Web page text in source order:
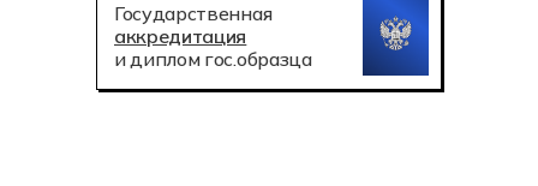
Государственная
аккредитация
и диплом гос.образца